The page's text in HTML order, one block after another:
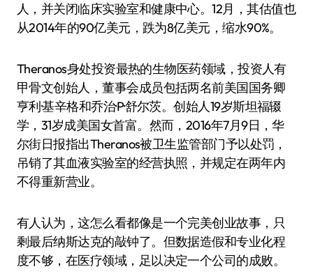
人，并关闭临床实验室和健康中心。12月，其估值也
从2014年的90亿美元，跌为8亿美元，缩水90%。
Theranos身处投资最热的生物医药领域，投资人有
甲骨文创始人，董事会成员包括两名前美国国务卿
亨利·基辛格和乔治·P·舒尔茨。创始人19岁斯坦福辍
学，31岁成美国女首富。然而，2016年7月9日，华
尔街日报指出Theranos被卫生监管部门予以处罚，
吊销了其血液实验室的经营执照，并规定在两年内
不得重新营业。
有人认为，这怎么看都像是一个完美创业故事，只
剩最后纳斯达克的敲钟了。但数据造假和专业化程
度不够，在医疗领域，足以决定一个公司的成败。